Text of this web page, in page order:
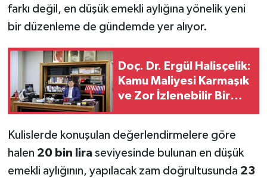
farkı değil, en düşük emekli aylığına yönelik yeni
bir düzenleme de gündemde yer alıyor.
Doç. Dr. Ergül Halisçelik:
Kamu Maliyesi Karmaşık
ve Zor İzlenebilir Bir
Kulislerde konuşulan değerlendirmelere göre
halen 20 bin liraseviyesinde bulunan en düşük
emekli aylığının, yapılacak zam doğrultusunda 23